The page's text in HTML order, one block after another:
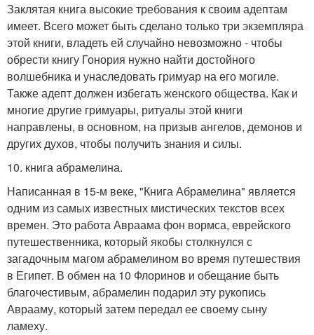
Заклятая книга высокие требования к своим адептам
имеет. Всего может быть сделано только три экземпляра
этой книги, владеть ей случайно невозможно - чтобы
обрести книгу Гонория нужно найти достойного
волшебника и унаследовать гримуар на его могиле.
Также адепт должен избегать женского общества. Как и
многие другие гримуары, ритуалы этой книги
направлены, в основном, на призыв ангелов, демонов и
других духов, чтобы получить знания и силы.
10. книга абрамелина.
Написанная в 15-м веке, "Книга Абрамелина" является
одним из самых известных мистических текстов всех
времен. Это работа Авраама фон вормса, еврейского
путешественника, который якобы столкнулся с
загадочным магом абрамелином во время путешествия
в Египет. В обмен на 10 Флоринов и обещание быть
благочестивым, абрамелин подарил эту рукопись
Аврааму, который затем передал ее своему сыну
ламеху.